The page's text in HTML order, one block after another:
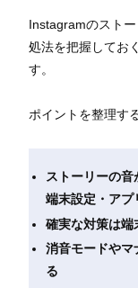
Instagramのスト
処法を把握してお
す。
ポイントを整理す
ストーリーの
端末設定・アプ
確実な対策は端
消音モードやマ
る